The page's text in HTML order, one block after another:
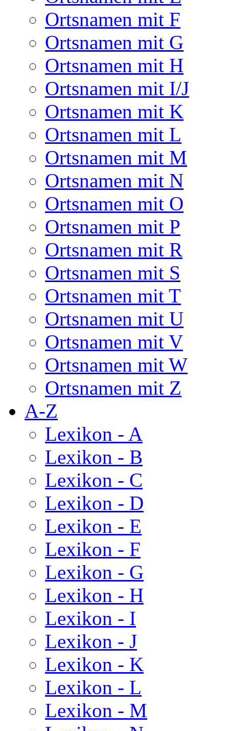
Ortsnamen mit F
Ortsnamen mit G
Ortsnamen mit H
Ortsnamen mit I/J
Ortsnamen mit K
Ortsnamen mit L
Ortsnamen mit M
Ortsnamen mit N
Ortsnamen mit O
Ortsnamen mit P
Ortsnamen mit R
Ortsnamen mit S
Ortsnamen mit T
Ortsnamen mit U
Ortsnamen mit V
Ortsnamen mit W
Ortsnamen mit Z
A-Z
Lexikon - A
Lexikon - B
Lexikon - C
Lexikon - D
Lexikon - E
Lexikon - F
Lexikon - G
Lexikon - H
Lexikon - I
Lexikon - J
Lexikon - K
Lexikon - L
Lexikon - M